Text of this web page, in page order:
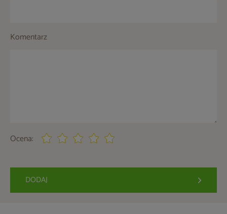
Komentarz
Ocena:
DODAJ